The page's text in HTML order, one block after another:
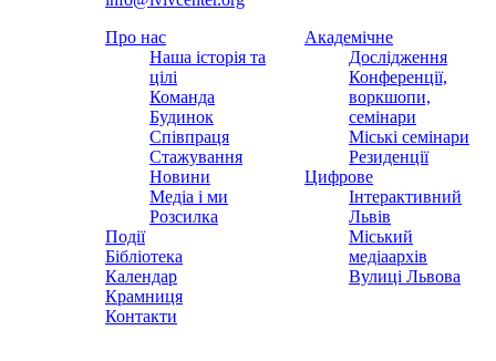
Про нас
Наша історія та
цілі
Команда
Будинок
Співпраця
Стажування
Новини
Медіа і ми
Розсилка
Події
Бібліотека
Календар
Крамниця
Контакти
Академічне
Дослідження
Конференції,
воркшопи,
семінари
Міські семінари
Резиденції
Цифрове
Інтерактивний
Львів
Міський
медіаархів
Вулиці Львова